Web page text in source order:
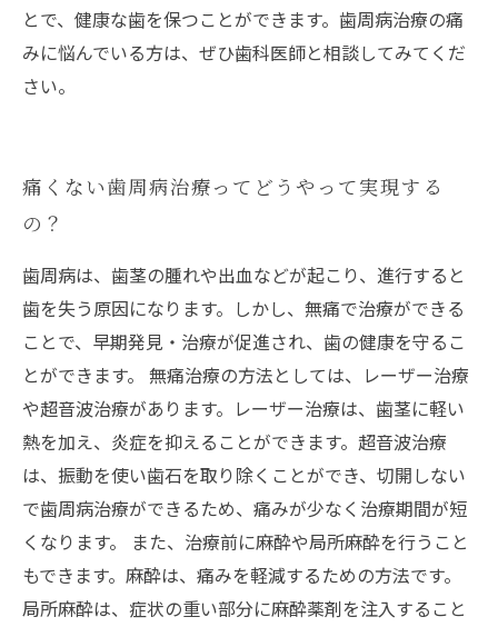
とで、健康な歯を保つことができます。歯周病治療の痛
みに悩んでいる方は、ぜひ歯科医師と相談してみてくだ
さい。
痛くない歯周病治療ってどうやって実現する
の？
歯周病は、歯茎の腫れや出血などが起こり、進行すると
歯を失う原因になります。しかし、無痛で治療ができる
ことで、早期発見・治療が促進され、歯の健康を守るこ
とができます。 無痛治療の方法としては、レーザー治療
や超音波治療があります。レーザー治療は、歯茎に軽い
熱を加え、炎症を抑えることができます。超音波治療
は、振動を使い歯石を取り除くことができ、切開しない
で歯周病治療ができるため、痛みが少なく治療期間が短
くなります。 また、治療前に麻酔や局所麻酔を行うこと
もできます。麻酔は、痛みを軽減するための方法です。
局所麻酔は、症状の重い部分に麻酔薬剤を注入すること